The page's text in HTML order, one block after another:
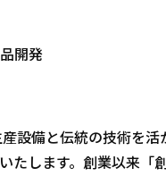
開発
設備と伝統の技術を活
たします。創業以来「